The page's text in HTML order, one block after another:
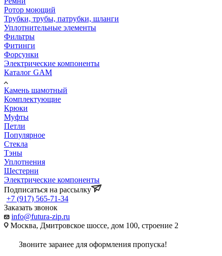
Ротор моющий
Трубки, трубы, патрубки, шланги
Уплотнительные элементы
Фильтры
Фитинги
Форсунки
Электрические компоненты
Каталог GAM
Камень шамотный
Комплектующие
Крюки
Муфты
Петли
Популярное
Стекла
Тэны
Уплотнения
Шестерни
Электрические компоненты
Подписаться на рассылку
+7 (917) 565-71-34
Заказать звонок
info@futura-zip.ru
Москва, Дмитровское шоссе, дом 100, строение 2
Звоните заранее для оформления пропуска!